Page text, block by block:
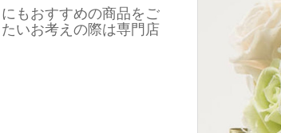
もおすすめの商品をご
いお考えの際は専門店